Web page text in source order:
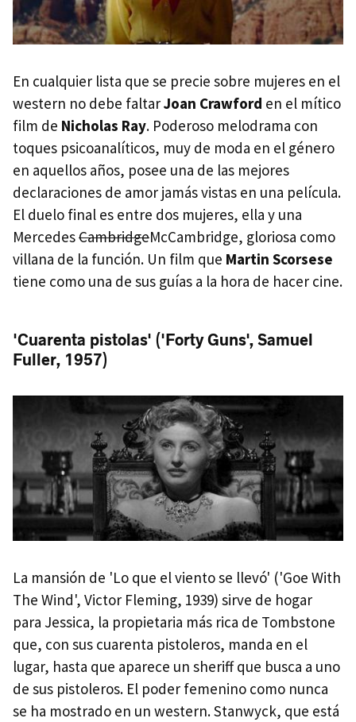
En cualquier lista que se precie sobre mujeres en el
western no debe faltarJoan Crawford en el mítico
film de Nicholas Ray. Poderoso melodrama con
toques psicoanalíticos, muy de moda en el género
en aquellos años, posee una de las mejores
declaraciones de amor jamás vistas en una película.
El duelo final es entre dos mujeres, ella y una
MercedesCambridgeMcCambridge, gloriosa como
villana de la función. Un film que Martin Scorsese
tiene como una de sus guías a la hora de hacer cine.
'Cuarenta pistolas' ('Forty Guns', Samuel
Fuller, 1957)
La mansión de 'Lo que el viento se llevó' ('Goe With
The Wind', Victor Fleming, 1939) sirve de hogar
para Jessica, la propietaria más rica de Tombstone
que, con sus cuarenta pistoleros, manda en el
lugar, hasta que aparece un sheriff que busca a uno
de sus pistoleros. El poder femenino como nunca
se ha mostrado en un western. Stanwyck, que está